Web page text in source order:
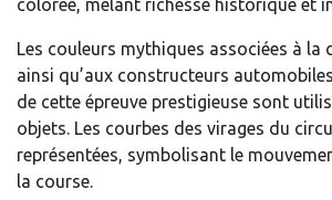
colorée, mêlant richesse historique et
Les couleurs mythiques associées à la
ainsi qu’aux constructeurs
de cette épreuve prestigieuse sont
objets. Les courbes des virages du
représentées, symbolisant le
la course.